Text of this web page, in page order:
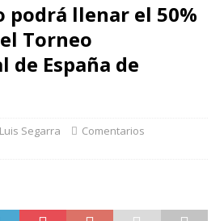
podrá llenar el 50%
Torneo
España de
Luis Segarra
Comentarios